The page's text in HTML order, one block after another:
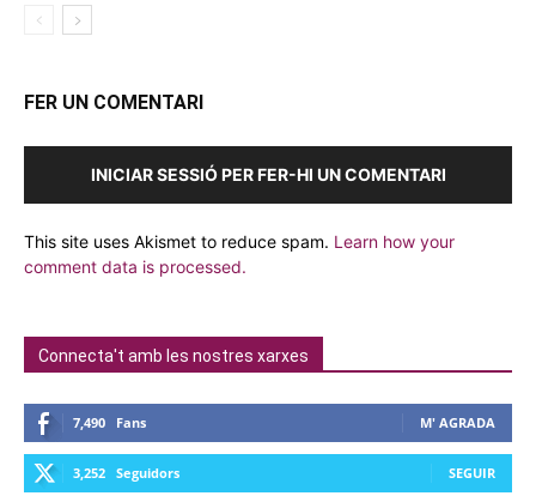
FER UN COMENTARI
INICIAR SESSIÓ PER FER-HI UN COMENTARI
This site uses Akismet to reduce spam. Learn how your
comment data is processed.
Connecta't amb les nostres xarxes
7,490 Fans M' AGRADA
3,252 Seguidors SEGUIR